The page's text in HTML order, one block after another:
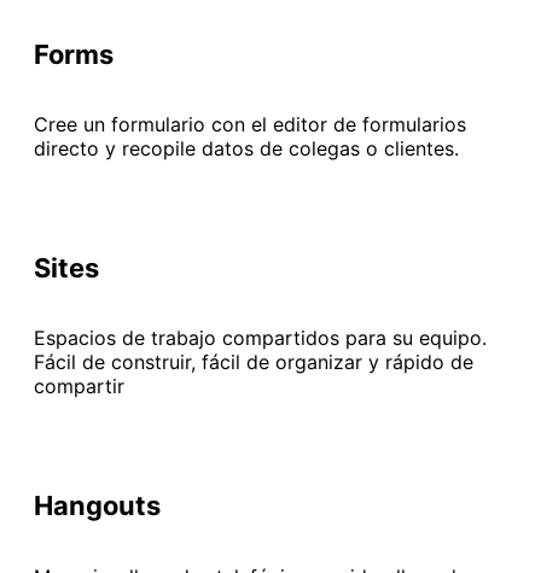
Forms
Cree un formulario con el editor de formularios
directo y recopile datos de colegas o clientes.
Sites
Espacios de trabajo compartidos para su equipo.
Fácil de construir, fácil de organizar y rápido de
compartir
Hangouts